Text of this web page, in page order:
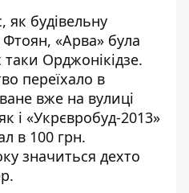
як будівельну
«Арва» була
Орджонікідзе.
переїхало в
вже на вулиці
і «Укрєвробуд-2013»
в 100 грн.
значиться дехто